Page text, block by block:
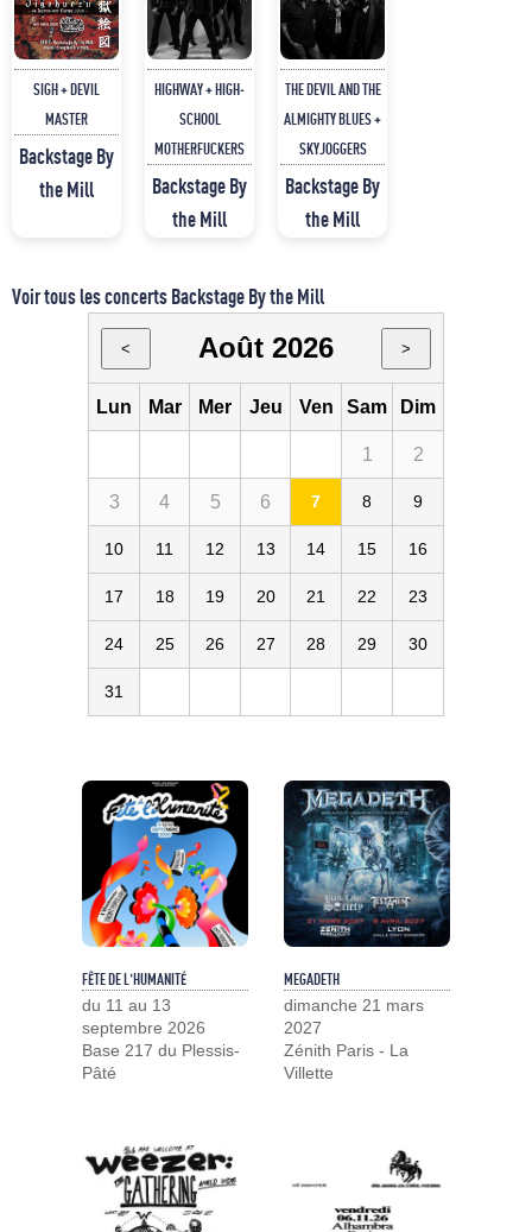
SIGH + DEVIL
MASTER
Backstage By
the Mill
HIGHWAY + HIGH-
SCHOOL
MOTHERFUCKERS
Backstage By
the Mill
THE DEVIL AND THE
ALMIGHTY BLUES +
SKYJOGGERS
Backstage By
the Mill
Voir tous les concerts Backstage By the Mill
< Août 2026 >
Lun Mar Mer Jeu Ven Sam Dim
1 2
3 4 5 6 7 8 9
10 11 12 13 14 15 16
17 18 19 20 21 22 23
24 25 26 27 28 29 30
31
FÊTE DE L'HUMANITÉ
du 11 au 13
septembre 2026
Base 217 du Plessis-
Pâté
MEGADETH
dimanche 21 mars
2027
Zénith Paris - La
Villette